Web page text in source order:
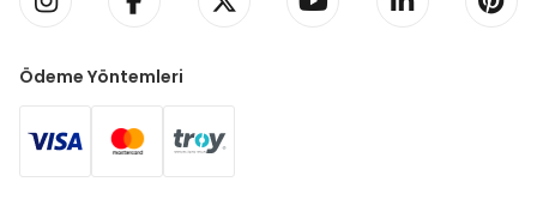
Ödeme Yöntemleri